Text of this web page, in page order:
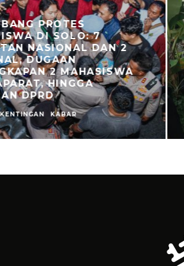
PROTES
DI SOLO: 7
NASIONAL DAN 2
DUGAAN
2 MAHASISWA
HINGGA
DPRD
KABAR